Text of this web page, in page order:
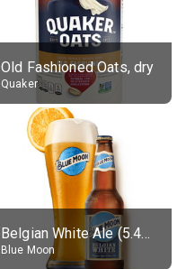
Old Fashioned Oats, dry
Quaker
Belgian White Ale (5.4% alc.)
Blue Moon